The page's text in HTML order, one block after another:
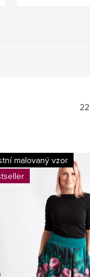
22
malovaný vzor